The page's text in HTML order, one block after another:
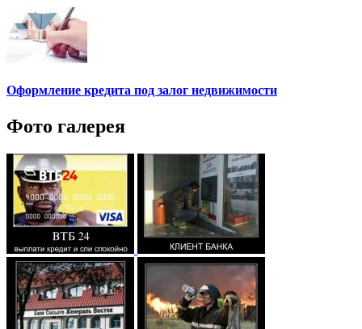
Оформление кредита под залог недвижимости
Фото галерея